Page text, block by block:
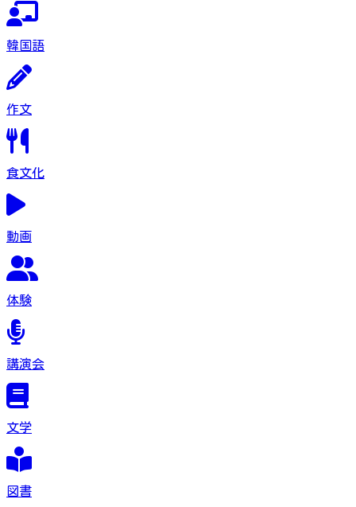
韓国語
作文
食文化
動画
体験
講演会
文学
図書